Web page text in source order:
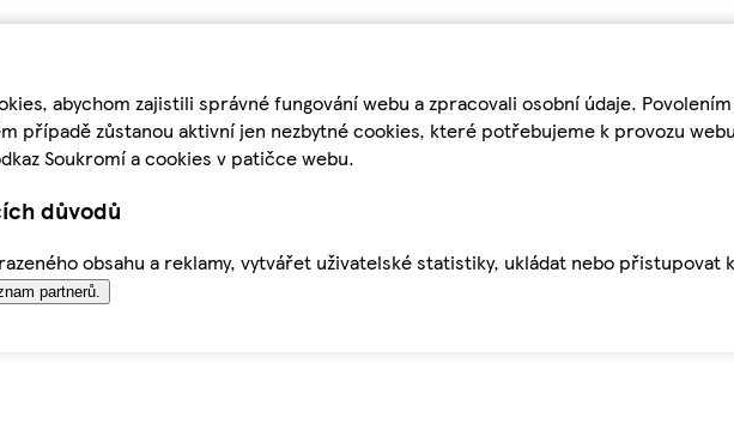
abychom zajistili správné fungování webu a zpracovali osobní údaje.
případě zůstanou aktivní jen nezbytné cookies, které potřebujeme k provozu
Soukromí a cookies v patičce webu.
důvodů
obsahu a reklamy, vytvářet uživatelské statistiky, ukládat nebo přistupovat
partnerů.